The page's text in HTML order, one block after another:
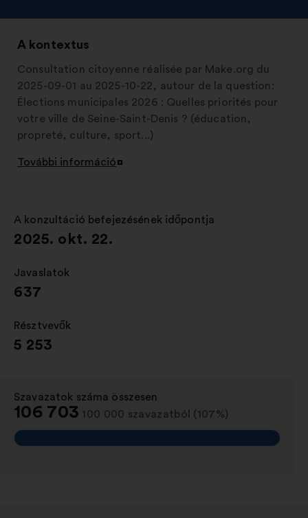
A kontextus
Consultation citoyenne réalisée par Make.org du
2025-09-01 au 2025-10-22, autour de la question:
Élections municipales 2026 : Quelles priorités pour
votre ville de Seine-Saint-Denis ? (éducation,
propreté, culture, sport...)
További információ
Új
A konzultáció befejezésének időpontja
:
2025. okt. 22.
Javaslatok
:
637
Résztvevők
:
5 253
Szavazatok száma összesen
:
106 703 100 000 szavazatból (107%)